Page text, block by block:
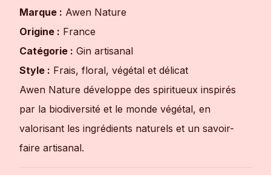
Marque : Awen Nature
Origine : France
Catégorie : Gin artisanal
Style : Frais, floral, végétal et délicat
Awen Nature développe des spiritueux inspirés
par la biodiversité et le monde végétal, en
valorisant les ingrédients naturels et un savoir-
faire artisanal.